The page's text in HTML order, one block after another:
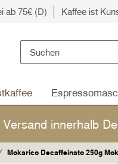
ab 75€ (D) Kaffee ist
Versand innerhalb
Mokarico Decaffeinato 250g